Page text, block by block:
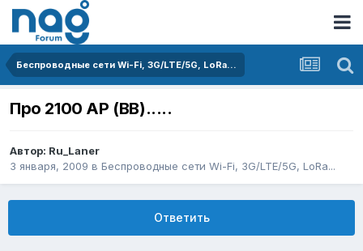
Беспроводные сети Wi-Fi, 3G/LTE/5G, LoRa...
Про 2100 AP (BB).....
Автор: Ru_Laner
3 января, 2009 в Беспроводные сети Wi-Fi, 3G/LTE/5G, LoRa...
Ответить